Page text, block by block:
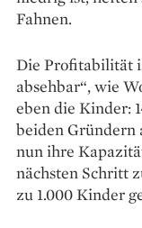
Fahnen.
Die Profitabilität
absehbar“, wie
eben die Kinder:
beiden Gründern
nun ihre
nächsten Schritt
zu 1.000 Kinder